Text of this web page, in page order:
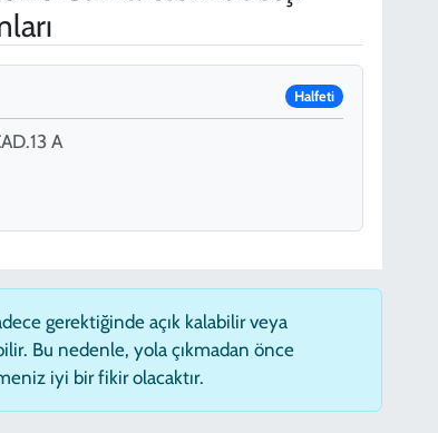
Halfeti
A
gerektiğinde açık kalabilir veya
Bu nedenle, yola çıkmadan önce
iyi bir fikir olacaktır.